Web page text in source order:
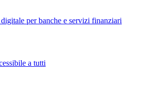
per banche e servizi finanziari
a tutti